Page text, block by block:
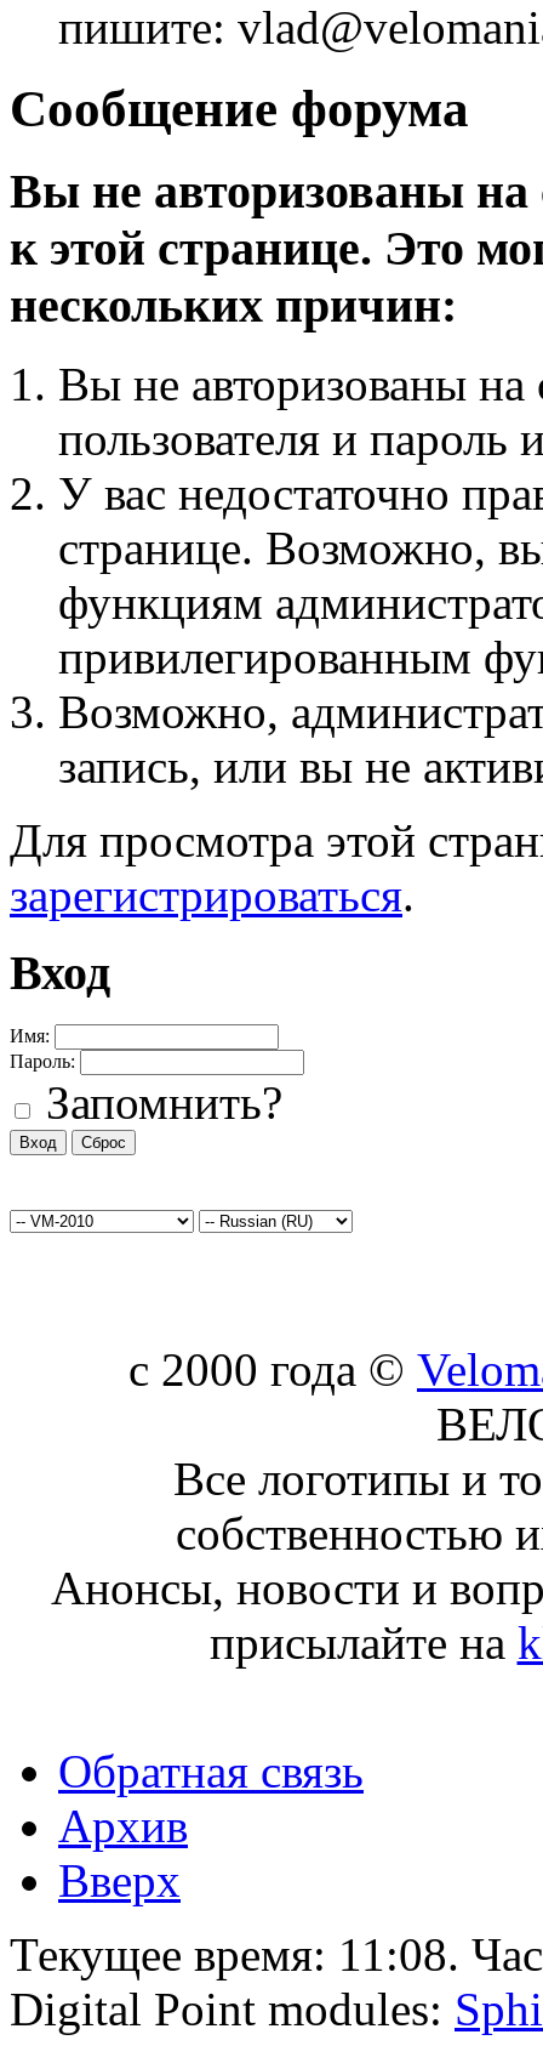
пишите:
Сообщение форума
Вы не авторизованы на
к этой странице. Это
нескольких причин:
Вы не авторизованы на
пользователя и пароль
У вас недостаточно
странице. Возможно,
функциям
привилегированным
Возможно,
запись, или вы не
Для просмотра этой
зарегистрироваться.
Вход
Имя:
Пароль:
Запомнить?
c 2000 года ©
Все логотипы и
собственностью
Анонсы, новости и
присылайте на
Обратная связь
Архив
Вверх
Текущее время: 11:08.
Digital Point modules: